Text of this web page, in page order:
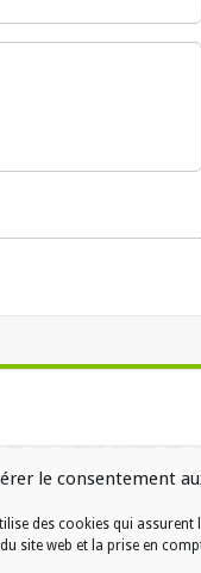
le consentement
des cookies qui
site web et la prise en